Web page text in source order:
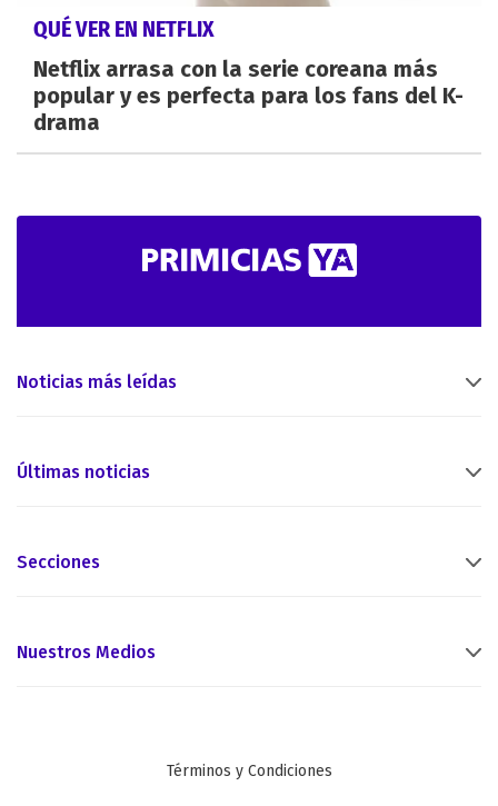
QUÉ VER EN NETFLIX
Netflix arrasa con la serie coreana más
popular y es perfecta para los fans del K-
drama
Noticias más leídas
Últimas noticias
Secciones
Nuestros Medios
Términos y Condiciones